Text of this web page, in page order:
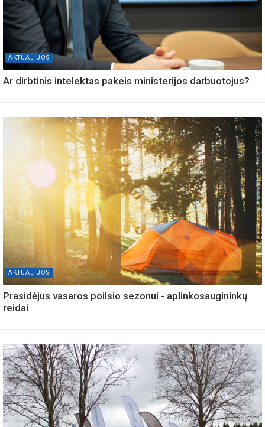
AKTUALIJOS
Ar dirbtinis intelektas pakeis ministerijos darbuotojus?
AKTUALIJOS
Prasidėjus vasaros poilsio sezonui - aplinkosaugininkų
reidai